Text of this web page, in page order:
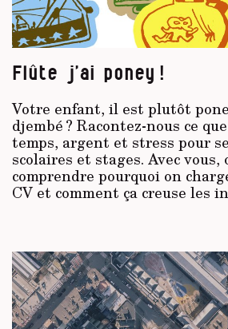
Flûte j’ai poney !
Votre enfant, il est plutôt
djembé ? Racontez-nous ce
temps, argent et stress pour
scolaires et stages. Avec
comprendre pourquoi on
CV et comment ça creuse les